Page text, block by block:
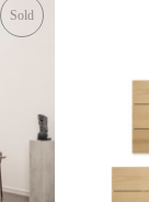
Sold